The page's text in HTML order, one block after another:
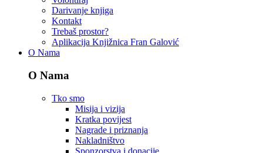
Darivanje knjiga
Kontakt
Trebaš prostor?
Aplikacija Knjižnica Fran Galović
O Nama
O Nama
Tko smo
Misija i vizija
Kratka povijest
Nagrade i priznanja
Nakladništvo
Sponzorstva i donacije